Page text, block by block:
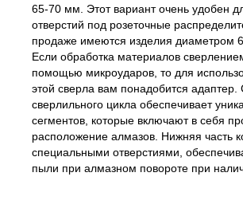
65-70 мм. Этот вариант очень удобен
отверстий под розеточные
продаже имеются изделия диаметром
Если обработка материалов
помощью микроударов, то для
этой сверла вам понадобится адаптер.
сверлильного цикла обеспечивает
сегментов, которые включают в себя
расположение алмазов. Нижняя часть
специальными отверстиями,
пыли при алмазном повороте при